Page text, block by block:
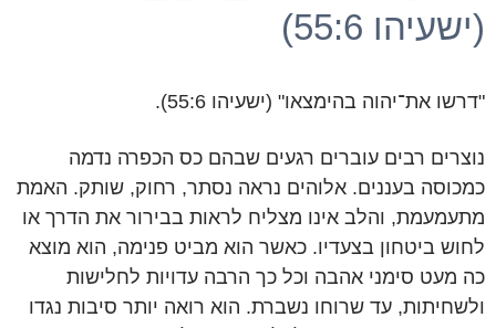
(ישעיהו 55:6)
"דרשו את־יהוה בהימצאו" (ישעיהו 55:6).
נוצרים רבים עוברים רגעים שבהם כס הכפרה נדמה
כמכוסה בעננים. אלוהים נראה נסתר, רחוק, שותק. האמת
מתעמעמת, והלב אינו מצליח לראות בבירור את הדרך או
לחוש ביטחון בצעדיו. כאשר הוא מביט פנימה, הוא מוצא
כה מעט סימני אהבה וכל כך הרבה עדויות לחלישות
ולשחיתות, עד שרוחו נשברת. הוא רואה יותר סיבות נגדו